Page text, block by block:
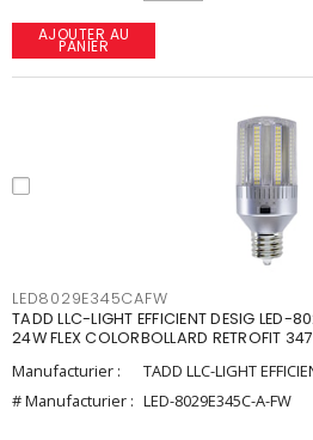
AJOUTER AU
PANIER
LED8029E345CAFW
TADD LLC-LIGHT EFFICIENT DESIG LED-
24W FLEX COLORBOLLARD RETROFIT
Manufacturier :
TADD LLC-LIGHT
# Manufacturier : LED-8029E345C-A-FW